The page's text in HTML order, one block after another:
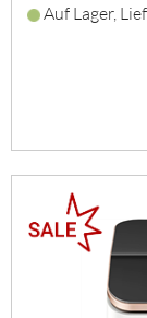
Auf Lager,